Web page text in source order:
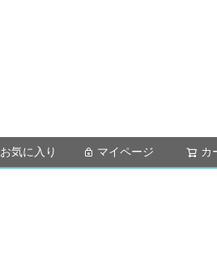
お気に入り マイページ カ